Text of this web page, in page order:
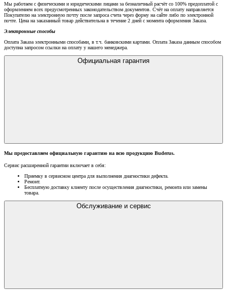
Мы работаем с физическими и юридическими лицами за безналичный расчёт со 100% предоплатой с
оформлением всех предусмотренных законодательством документов. Счёт на оплату направляется
Покупателю на электронную почту после запроса счета через форму на сайте либо по электронной
почте. Цена на заказанный товар действительна в течение 2 дней с момента оформления Заказа.
Электронные способы
Оплата Заказа электронными способами, в т.ч. банковскими картами. Оплата Заказа данным способом
доступна запросом ссылки на оплату у нашего менеджера.
Официальная гарантия
Мы предоставляем официальную гарантию на всю продукцию Buderus.
Сервис расширенной гарантии включает в себя:
Приемку в сервисном центра для выполнения диагностики дефекта.
Ремонт.
Бесплатную доставку клиенту после осуществления диагностики, ремонта или замены
товара.
Обслуживание и сервис